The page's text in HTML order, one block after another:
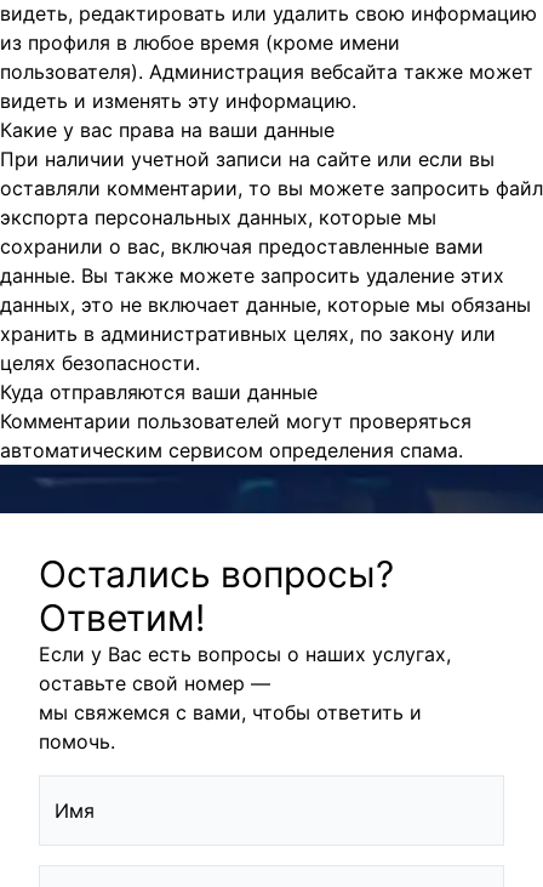
видеть, редактировать или удалить свою информацию
из профиля в любое время (кроме имени
пользователя). Администрация вебсайта также может
видеть и изменять эту информацию.
Какие у вас права на ваши данные
При наличии учетной записи на сайте или если вы
оставляли комментарии, то вы можете запросить файл
экспорта персональных данных, которые мы
сохранили о вас, включая предоставленные вами
данные. Вы также можете запросить удаление этих
данных, это не включает данные, которые мы обязаны
хранить в административных целях, по закону или
целях безопасности.
Куда отправляются ваши данные
Комментарии пользователей могут проверяться
автоматическим сервисом определения спама.
Остались вопросы?
Ответим!
Если у Вас есть вопросы о наших услугах,
оставьте свой номер —
мы свяжемся с вами, чтобы ответить и
помочь.